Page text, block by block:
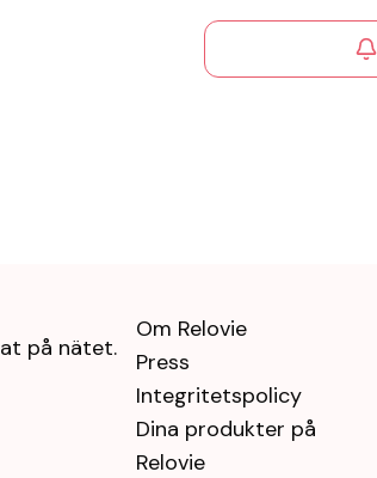
på nätet.
Om Relovie
Press
Integritetspolicy
Dina produkter på
Relovie